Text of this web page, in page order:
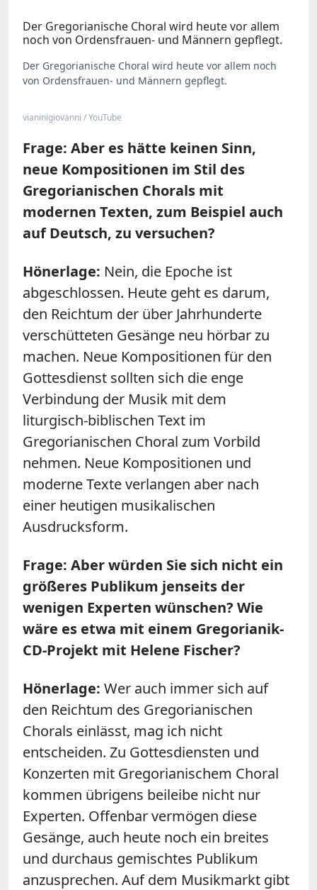
Der Gregorianische Choral wird heute vor allem
noch von Ordensfrauen- und Männern gepflegt.
Der Gregorianische Choral wird heute vor allem noch
von Ordensfrauen- und Männern gepflegt.
vianinigiovanni / YouTube
Frage: Aber es hätte keinen Sinn,
neue Kompositionen im Stil des
Gregorianischen Chorals mit
modernen Texten, zum Beispiel auch
auf Deutsch, zu versuchen?
Hönerlage: Nein, die Epoche ist
abgeschlossen. Heute geht es darum,
den Reichtum der über Jahrhunderte
verschütteten Gesänge neu hörbar zu
machen. Neue Kompositionen für den
Gottesdienst sollten sich die enge
Verbindung der Musik mit dem
liturgisch-biblischen Text im
Gregorianischen Choral zum Vorbild
nehmen. Neue Kompositionen und
moderne Texte verlangen aber nach
einer heutigen musikalischen
Ausdrucksform.
Frage: Aber würden Sie sich nicht ein
größeres Publikum jenseits der
wenigen Experten wünschen? Wie
wäre es etwa mit einem Gregorianik-
CD-Projekt mit Helene Fischer?
Hönerlage: Wer auch immer sich auf
den Reichtum des Gregorianischen
Chorals einlässt, mag ich nicht
entscheiden. Zu Gottesdiensten und
Konzerten mit Gregorianischem Choral
kommen übrigens beileibe nicht nur
Experten. Offenbar vermögen diese
Gesänge, auch heute noch ein breites
und durchaus gemischtes Publikum
anzusprechen. Auf dem Musikmarkt gibt